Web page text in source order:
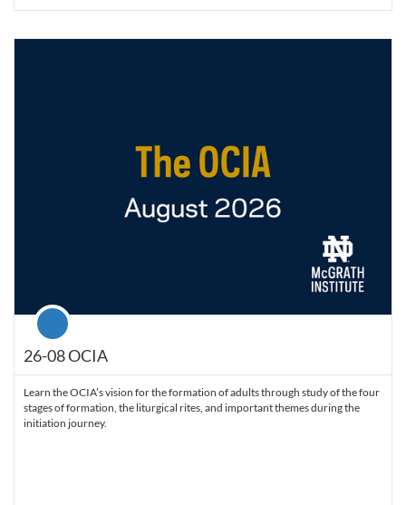
26-08 OCIA
Course
Learn the OCIA’s vision for the formation of adults through study of the four
stages of formation, the liturgical rites, and important themes during the